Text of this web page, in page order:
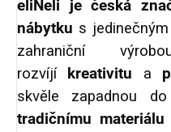
eliNeli je česká
nábytku s
zahraniční
rozvíjí kreativitu a
skvěle zapadnou
tradičnímu